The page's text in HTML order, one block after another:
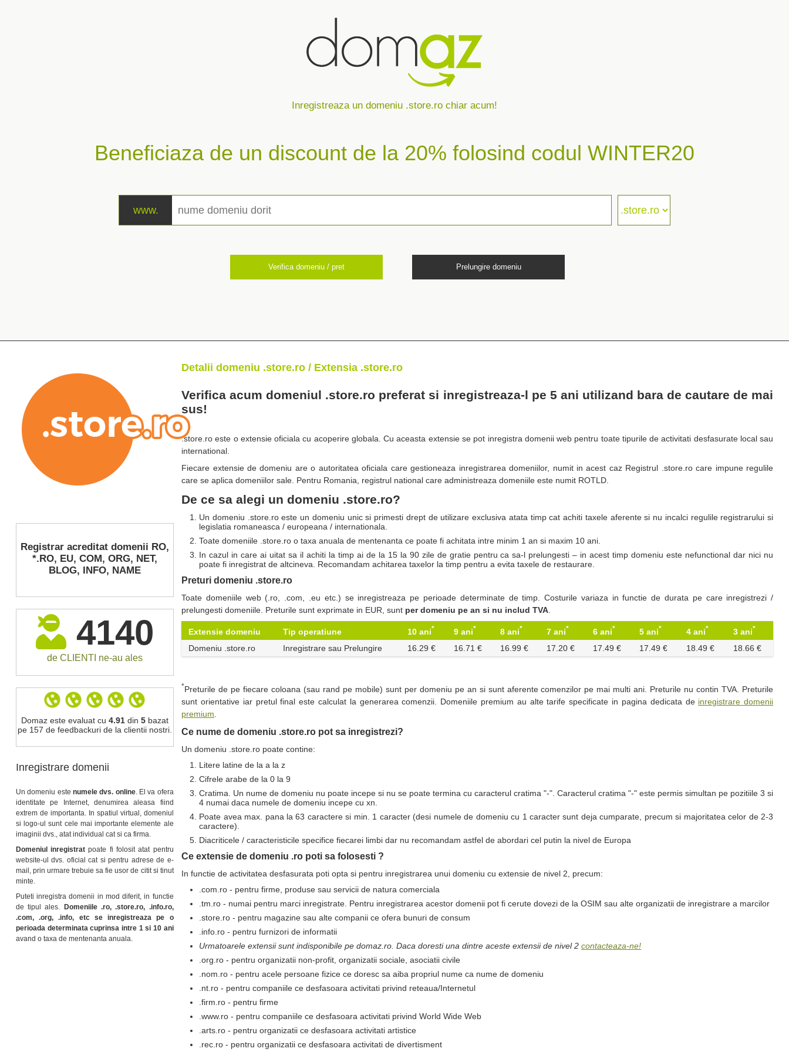
Inregistreaza un domeniu .store.ro chiar acum!
Beneficiaza de un discount de la 20% folosind codul WINTER20
www.
Verifica domeniu / pret Prelungire domeniu
Registrar acreditat domenii RO,
*.RO, EU, COM, ORG, NET,
BLOG, INFO, NAME
4140
de CLIENTI ne-au ales
Domaz este evaluat cu 4.91din 5bazat
pe 157 de feedbackuri de la clientii nostri.
Detalii domeniu .store.ro / Extensia .store.ro
Verifica acum domeniul .store.ro preferat si inregistreaza-l pe 5 ani utilizand bara de cautare de mai
sus!
.store.ro este o extensie oficiala cu acoperire globala. Cu aceasta extensie se pot inregistra domenii web pentru toate tipurile de activitati desfasurate local sau
international.
Fiecare extensie de domeniu are o autoritatea oficiala care gestioneaza inregistrarea domeniilor, numit in acest caz Registrul .store.ro care impune regulile
care se aplica domeniilor sale. Pentru Romania, registrul national care administreaza domeniile este numit ROTLD.
De ce sa alegi un domeniu .store.ro?
Un domeniu .store.ro este un domeniu unic si primesti drept de utilizare exclusiva atata timp cat achiti taxele aferente si nu incalci regulile registrarului si
legislatia romaneasca / europeana / internationala.
Toate domeniile .store.ro o taxa anuala de mentenanta ce poate fi achitata intre minim 1 an si maxim 10 ani.
In cazul in care ai uitat sa il achiti la timp ai de la 15 la 90 zile de gratie pentru ca sa-l prelungesti – in acest timp domeniu este nefunctional dar nici nu
poate fi inregistrat de altcineva. Recomandam achitarea taxelor la timp pentru a evita taxele de restaurare.
Preturi domeniu .store.ro
Toate domeniile web (.ro, .com, .eu etc.) se inregistreaza pe perioade determinate de timp. Costurile variaza in functie de durata pe care inregistrezi /
prelungesti domeniile. Preturile sunt exprimate in EUR, sunt per domeniu pe an si nu includ TVA
Extensie domeniu Tip operatiune 10 ani* 9 ani* 8 ani* 7 ani* 6 ani* 5 ani* 4 ani* 3 ani*
Domeniu .store.ro Inregistrare sau Prelungire 16.29 € 16.71 € 16.99 € 17.20 € 17.49 € 17.49 € 18.49 € 18.66 €
*Preturile de pe fiecare coloana (sau rand pe mobile) sunt per domeniu pe an si sunt aferente comenzilor pe mai multi ani. Preturile nu contin TVA. Preturile
sunt orientative iar pretul final este calculat la generarea comenzii. Domeniile premium au alte tarife specificate in pagina dedicata de inregistrare domenii
premium
Ce nume de domeniu .store.ro pot sa inregistrezi?
Un domeniu .store.ro poate contine:
Litere latine de la a la z
Cifrele arabe de la 0 la 9
Cratima. Un nume de domeniu nu poate incepe si nu se poate termina cu caracterul cratima "-". Caracterul cratima "-" este permis simultan pe pozitiile 3 si
4 numai daca numele de domeniu incepe cu xn.
Poate avea max. pana la 63 caractere si min. 1 caracter (desi numele de domeniu cu 1 caracter sunt deja cumparate, precum si majoritatea celor de 2-3
caractere).
Diacriticele / caracteristicile specifice fiecarei limbi dar nu recomandam astfel de abordari cel putin la nivel de Europa
Ce extensie de domeniu .ro poti sa folosesti ?
In functie de activitatea desfasurata poti opta si pentru inregistrarea unui domeniu cu extensie de nivel 2, precum:
.com.ro - pentru firme, produse sau servicii de natura comerciala
.tm.ro - numai pentru marci inregistrate. Pentru inregistrarea acestor domenii pot fi cerute dovezi de la OSIM sau alte organizatii de inregistrare a marcilor
.store.ro - pentru magazine sau alte companii ce ofera bunuri de consum
.info.ro - pentru furnizori de informatii
Urmatoarele extensii sunt indisponibile pe domaz.ro. Daca doresti una dintre aceste extensii de nivel 2contacteaza-ne!
.org.ro - pentru organizatii non-profit, organizatii sociale, asociatii civile
.nom.ro - pentru acele persoane fizice ce doresc sa aiba propriul nume ca nume de domeniu
.nt.ro - pentru companiile ce desfasoara activitati privind reteaua/Internetul
.firm.ro - pentru firme
.www.ro - pentru companiile ce desfasoara activitati privind World Wide Web
.arts.ro - pentru organizatii ce desfasoara activitati artistice
.rec.ro - pentru organizatii ce desfasoara activitati de divertisment
Inregistrare domenii
Un domeniu este numele dvs. online. El va ofera
identitate pe Internet, denumirea aleasa fiind
extrem de importanta. In spatiul virtual, domeniul
si logo-ul sunt cele mai importante elemente ale
imaginii dvs., atat individual cat si ca firma.
Domeniul inregistrat poate fi folosit atat pentru
website-ul dvs. oficial cat si pentru adrese de e-
mail, prin urmare trebuie sa fie usor de citit si tinut
minte.
Puteti inregistra domenii in mod diferit, in functie
de tipul ales.
Domeniile .ro, .store.ro, .info.ro,
.com, .org, .info, etc se inregistreaza pe o
perioada determinata cuprinsa intre 1 si 10 ani
avand o taxa de mentenanta anuala.